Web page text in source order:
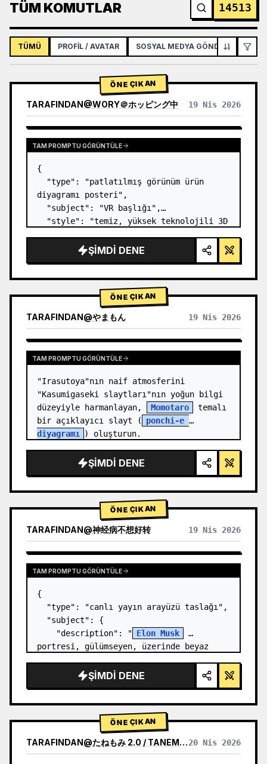
TÜM KOMUTLAR 14513
TÜMÜ PROFIL / AVATAR SOSYAL MEDYA GÖNDERISI
ÖNE ÇIKAN
TARAFINDAN@WORY＠ホッピング中 19 Nis 2026
TAM PROMPTU GÖRÜNTÜLE
{
  "type": "patlatılmış görünüm ürün
diyagramı posteri",
  "subject": "VR başlığı",
  "style": "temiz, yüksek teknolojili 3D
vurgular",
  "background": "{argument
default=\"yumuşak mor ve mavi gr…
ŞIMDI DENE
ÖNE ÇIKAN
TARAFINDAN@やまもん 19 Nis 2026
DIĞER MODELLERIN SONUÇLARINI GÖRÜNTÜLE
TAM PROMPTU GÖRÜNTÜLE
"Irasutoya"nın naif atmosferini
"Kasumigaseki slaytları"nın yoğun bilgi
düzeyiyle harmanlayan,
Momotaro
temalı
bir açıklayıcı slayt (
ponchi-e
diyagramı
) oluşturun.
ŞIMDI DENE
ÖNE ÇIKAN
TARAFINDAN@神经病不想好转 19 Nis 2026
TAM PROMPTU GÖRÜNTÜLE
{
  "type": "canlı yayın arayüzü taslağı",
  "subject": {
    "description": "
Elon Musk
portresi, gülümseyen, üzerinde beyaz
tişört giyiyor",
    "background": "sol tarafta
ŞIMDI DENE
ÖNE ÇIKAN
TARAFINDAN@たねもみ 2.0 / TANEMOMI VER2.0 20 Nis 2026